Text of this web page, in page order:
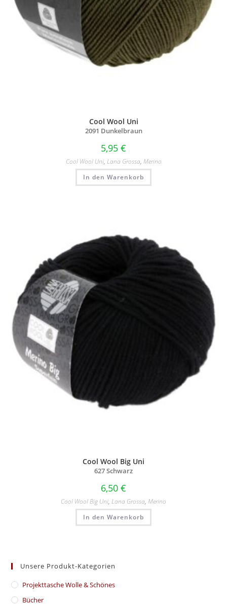
Cool Wool Uni
2091 Dunkelbraun
5,95 €
Cool Wool Uni, Lana Grossa, Merino
In den Warenkorb
Cool Wool Big Uni
627 Schwarz
6,50 €
Cool Wool Big Uni, Lana Grossa, Merino
In den Warenkorb
Unsere Produkt-Kategorien
​Projekttasche Wolle & Schönes
Bücher